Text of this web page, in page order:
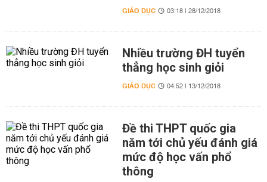
GIÁO DỤC 03:18 | 28/12/2018
Nhiều trường ĐH tuyển
thẳng học sinh giỏi
GIÁO DỤC 04:52 | 13/12/2018
Đề thi THPT quốc gia
năm tới chủ yếu đánh giá
mức độ học vấn phổ
thông